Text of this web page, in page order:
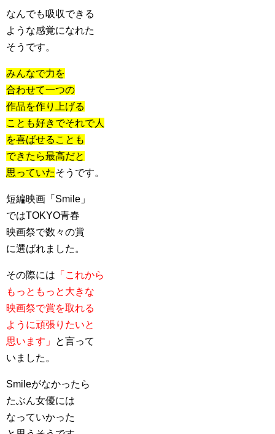
なんでも吸収できる
ような感覚になれた
そうです。
みんなで力を
合わせて一つの
作品を作り上げる
ことも好きでそれで人
を喜ばせることも
できたら最高だと
思っていたそうです。
短編映画「Smile」
ではTOKYO青春
映画祭で数々の賞
に選ばれました。
その際には 「これから
もっともっと大きな
映画祭で賞を取れる
ように頑張りたいと
思います」
と言って
いました。
Smileがなかったら
たぶん女優には
なっていかった